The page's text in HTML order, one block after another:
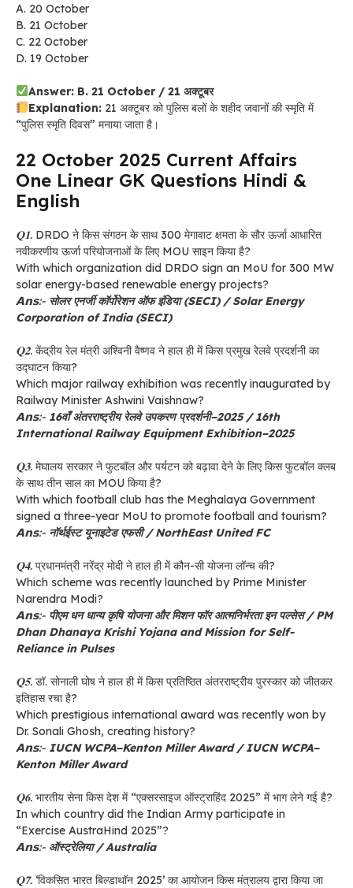
A. 20 October
B. 21 October
C. 22 October
D. 19 October
Answer: B. 21 October / 21 अक्टूबर
Explanation: 21 अक्टूबर को पुलिस बलों के शहीद जवानों की स्मृति में
“पुलिस स्मृति दिवस” मनाया जाता है।
22 October 2025 Current Affairs
One Linear GK Questions Hindi &
English
𝐐𝟏. DRDO ने किस संगठन के साथ 300 मेगावाट क्षमता के सौर ऊर्जा आधारित
नवीकरणीय ऊर्जा परियोजनाओं के लिए MOU साइन किया है?
With which organization did DRDO sign an MoU for 300 MW
solar energy-based renewable energy projects?
𝗔𝗻𝘀:- सोलर एनर्जी कॉर्पोरेशन ऑफ इंडिया (SECI) / Solar Energy
Corporation of India (SECI)
𝐐𝟐. केंद्रीय रेल मंत्री अश्विनी वैष्णव ने हाल ही में किस प्रमुख रेलवे प्रदर्शनी का
उद्घाटन किया?
Which major railway exhibition was recently inaugurated by
Railway Minister Ashwini Vaishnaw?
𝗔𝗻𝘀:- 16वाँ अंतरराष्ट्रीय रेलवे उपकरण प्रदर्शनी–2025 / 16th
International Railway Equipment Exhibition–2025
𝐐𝟑. मेघालय सरकार ने फुटबॉल और पर्यटन को बढ़ावा देने के लिए किस फुटबॉल क्लब
के साथ तीन साल का MOU किया है?
With which football club has the Meghalaya Government
signed a three-year MoU to promote football and tourism?
𝗔𝗻𝘀:- नॉर्थईस्ट यूनाइटेड एफसी / NorthEast United FC
𝐐𝟒. प्रधानमंत्री नरेंद्र मोदी ने हाल ही में कौन-सी योजना लॉन्च की?
Which scheme was recently launched by Prime Minister
Narendra Modi?
𝗔𝗻𝘀:- पीएम धन धान्य कृषि योजना और मिशन फॉर आत्मनिर्भरता इन पल्सेस / PM
Dhan Dhanaya Krishi Yojana and Mission for Self-
Reliance in Pulses
𝐐𝟓. डॉ. सोनाली घोष ने हाल ही में किस प्रतिष्ठित अंतरराष्ट्रीय पुरस्कार को जीतकर
इतिहास रचा है?
Which prestigious international award was recently won by
Dr. Sonali Ghosh, creating history?
𝗔𝗻𝘀:- IUCN WCPA–Kenton Miller Award / IUCN WCPA–
Kenton Miller Award
𝐐𝟔. भारतीय सेना किस देश में “एक्सरसाइज ऑस्ट्राहिंद 2025” में भाग लेने गई है?
In which country did the Indian Army participate in
“Exercise AustraHind 2025”?
𝗔𝗻𝘀:- ऑस्ट्रेलिया / Australia
𝐐𝟕. ‘विकसित भारत बिल्डाथॉन 2025’ का आयोजन किस मंत्रालय द्वारा किया जा